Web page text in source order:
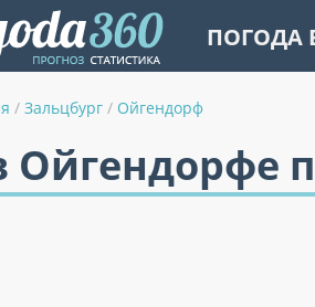
ПОГОДА
/ Зальцбург / Ойгендорф
Ойгендорфе